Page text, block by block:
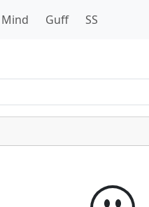
Mind Guff SS